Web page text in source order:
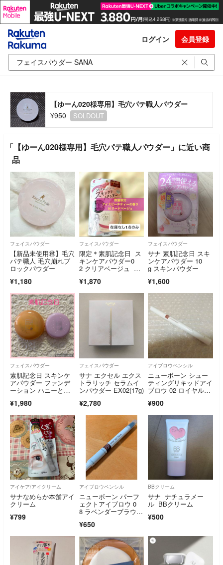
ログイン 会員登録
【ゆーん020様専用】毛穴パテ職人パウダー
¥950
SOLDOUT
「【ゆーん020様専用】毛穴パテ職人パウダー」に近い商
品
フェイスパウダー
【新品未使用🉐】毛穴
パテ職人 毛穴崩れブ
ロックパウダー
¥1,180
フェイスパウダー
限定＊素肌記念日 ス
キンケアパウダー0
2 クリアベージュ ア
¥1,870
フェイスパウダー
サナ 素肌記念日 スキ
ンケアパウダー 10
g スキンパウダー
¥1,600
フェイスパウダー
素肌記念日 スキンケ
アパウダー ファンデ
ーション ハニーとフ
ット
¥1,980
フェイスパウダー
サナ エクセル エクス
トラリッチ セラムイ
ンパウダー EX02(17g)
¥2,780
アイブロウペンシル
ニューボーン シュー
ティングリキッドアイ
ブロウ 02 ロイヤルブ
¥900
アイケア/アイクリーム
サナなめらか本舗アイ
クリーム
¥799
アイブロウペンシル
ニューボーン パーフ
ェクトアイブロウ 0
8 ラベンダーブラウン
¥650
BBクリーム
サナ ナチュラメー
ル BBクリーム
¥500